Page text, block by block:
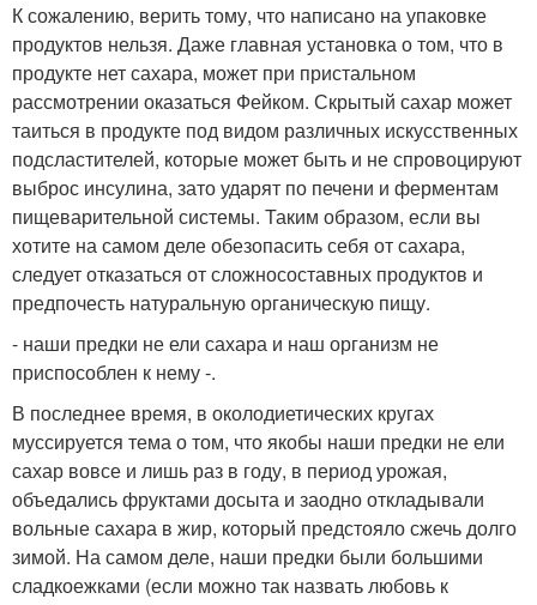
К сожалению, верить тому, что написано на упаковке
продуктов нельзя. Даже главная установка о том, что в
продукте нет сахара, может при пристальном
рассмотрении оказаться Фейком. Скрытый сахар может
таиться в продукте под видом различных искусственных
подсластителей, которые может быть и не спровоцируют
выброс инсулина, зато ударят по печени и ферментам
пищеварительной системы. Таким образом, если вы
хотите на самом деле обезопасить себя от сахара,
следует отказаться от сложносоставных продуктов и
предпочесть натуральную органическую пищу.
- наши предки не ели сахара и наш организм не
приспособлен к нему -.
В последнее время, в околодиетических кругах
муссируется тема о том, что якобы наши предки не ели
сахар вовсе и лишь раз в году, в период урожая,
объедались фруктами досыта и заодно откладывали
вольные сахара в жир, который предстояло сжечь долго
зимой. На самом деле, наши предки были большими
сладкоежками (если можно так назвать любовь к